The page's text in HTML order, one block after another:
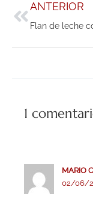
ANTERIOR
1
MARIO
02/06/